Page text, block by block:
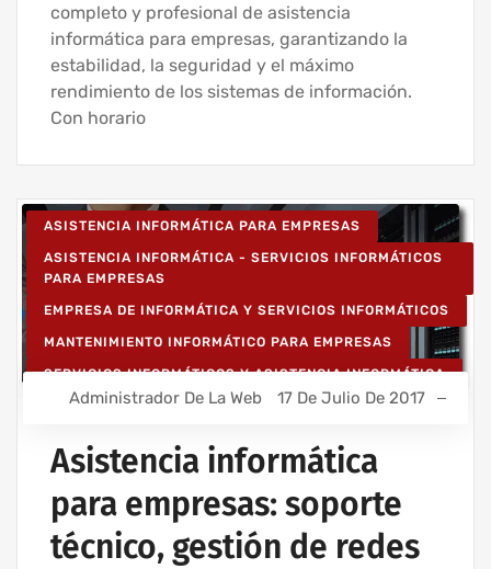
completo y profesional de asistencia
informática para empresas, garantizando la
estabilidad, la seguridad y el máximo
rendimiento de los sistemas de información.
Con horario
ASISTENCIA INFORMÁTICA PARA EMPRESAS
ASISTENCIA INFORMÁTICA - SERVICIOS INFORMÁTICOS
PARA EMPRESAS
EMPRESA DE INFORMÁTICA Y SERVICIOS INFORMÁTICOS
MANTENIMIENTO INFORMÁTICO PARA EMPRESAS
SERVICIOS INFORMÁTICOS Y ASISTENCIA INFORMÁTICA
Administrador De La Web 17 De Julio De 2017
Asistencia informática
para empresas: soporte
técnico, gestión de redes